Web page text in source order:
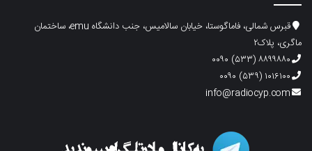
قبرس شمالی، فاماگوستا، خیابان سالامیس، جنب دانشگاه emu، ساختمان
ماگری، پلاک۲
۸۸۹۹۸۸۰ (۵۳۳) ۰۰۹۰
۱۰۱۶۱۰۰ (۵۳۹) ۰۰۹۰
info@radiocyp.com